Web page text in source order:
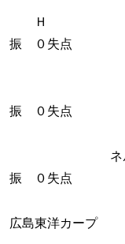
Ｈ 湯浅 ０
振 ０失点
及川 １
振 ０失点
ネルソン
振 ０失点
広島東洋カープ